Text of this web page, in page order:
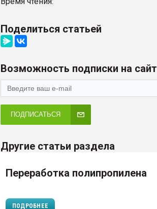
Поделиться статьей
Возможность подписки на сайт
ПОДПИСАТЬСЯ
Другие статьи раздела
Переработка полипропилена
ПОДРОБНЕЕ